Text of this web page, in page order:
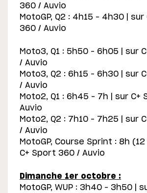
360 / Auvio
MotoGP, Q2 : 4h15 – 4h30 | sur
360 / Auvio
Moto3, Q1 : 5h50 – 6h05 | sur
/ Auvio
Moto3, Q2 : 6h15 – 6h30 | sur
/ Auvio
Moto2, Q1 : 6h45 – 7h | sur C+
Auvio
Moto2, Q2 : 7h10 – 7h25 | sur
/ Auvio
MotoGP, Course Sprint : 8h
C+ Sport 360 / Auvio
Dimanche 1er octobre :
MotoGP, WUP : 3h40 – 3h50 |